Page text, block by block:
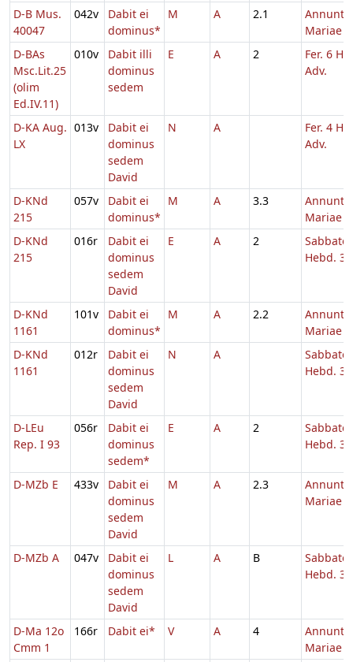
D-B Mus.
40047
042v
Dabit ei
dominus*
M A 2.1
Mariae
D-BAs
Msc.Lit.25
(olim
Ed.IV.11)
010v
Dabit illi
dominus
sedem
E A 2
Fer. 6
Adv.
D-KA Aug.
LX
013v
Dabit ei
dominus
sedem
David
N A
Fer. 4
Adv.
D-KNd
215
057v
Dabit ei
dominus*
M A 3.3
Mariae
D-KNd
215
016r
Dabit ei
dominus
sedem
David
E A 2
Sabbato
Hebd. 3
D-KNd
1161
101v
Dabit ei
dominus*
M A 2.2
Mariae
D-KNd
1161
012r
Dabit ei
dominus
sedem
David
N A
Sabbato
Hebd. 3
D-LEu
Rep. I 93
056r
Dabit ei
dominus
sedem*
E A 2
Sabbato
Hebd. 3
D-MZb E 433v
Dabit ei
dominus
sedem
David
M A 2.3
Mariae
D-MZb A 047v
Dabit ei
dominus
sedem
David
L A B
Sabbato
Hebd. 3
D-Ma 12o
Cmm 1
166r Dabit ei* V A 4
Mariae